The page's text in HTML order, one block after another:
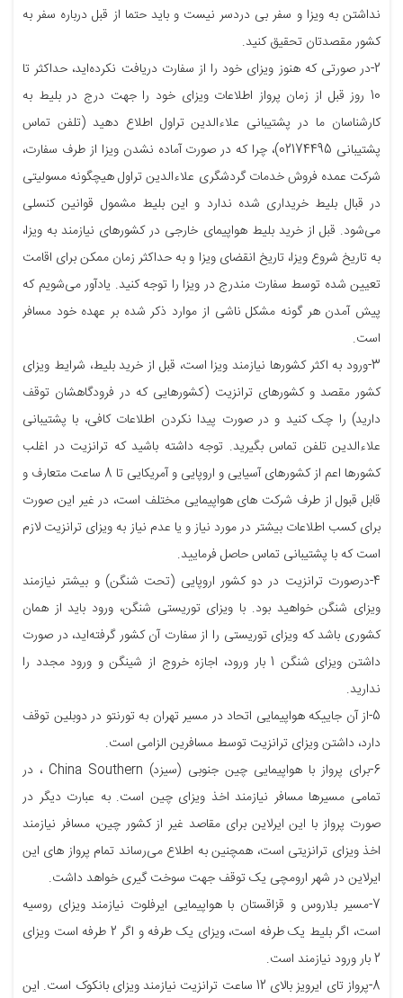
نداشتن به ویزا و سفر بی دردسر نیست و باید حتما از قبل درباره سفر به
کشور مقصدتان تحقیق کنید.
2-در صورتی که هنوز ویزای خود را از سفارت دریافت نکرده‌اید، حداکثر تا
10 روز قبل از زمان پرواز اطلاعات ویزای خود را جهت درج در بلیط به
کارشناسان ما در پشتیبانی علاءالدین تراول اطلاع دهید (تلفن تماس
پشتیبانی 02174495)، چرا که در صورت آماده نشدن ویزا از طرف سفارت،
شرکت عمده فروش خدمات گردشگری علاءالدین تراول هیچگونه مسولیتی
در قبال بلیط خریداری شده ندارد و این بلیط مشمول قوانین کنسلی
می‌شود. قبل از خرید بلیط هواپیمای خارجی در کشورهای نیازمند به ویزا،
به تاریخ شروع ویزا، تاریخ انقضای ویزا و به حداکثر زمان ممکن برای اقامت
تعیین شده توسط سفارت مندرج در ویزا را توجه کنید. یادآور می‌شویم که
پیش آمدن هر گونه مشکل ناشی از موارد ذکر شده بر عهده خود مسافر
است.
3-ورود به اکثر کشورها نیازمند ویزا است، قبل از خرید بلیط، شرایط ویزای
کشور مقصد و کشورهای ترانزیت (کشورهایی که در فرودگاهشان توقف
دارید)‌ را چک کنید و در صورت پیدا نکردن اطلاعات کافی، با پشتیبانی
علاءالدین تلفن تماس بگیرید. توجه داشته باشید که ترانزیت در اغلب
کشورها اعم از کشورهای آسیایی و اروپایی و آمریکایی تا 8 ساعت متعارف و
قابل قبول از طرف شرکت های هواپیمایی مختلف است، در غیر این ‌صورت
برای کسب اطلاعات بیشتر در مورد نیاز و یا عدم نیاز به ویزای ترانزیت لازم
است که با پشتیبانی تماس حاصل فرمایید.
4-درصورت ترانزیت در دو کشور اروپایی (تحت شنگن) و بیشتر نیازمند
ویزای شنگن خواهید بود. با ویزای توریستی شنگن، ورود باید از همان
کشوری باشد که ویزای توریستی را از سفارت آن کشور گرفته‌اید، در صورت
داشتن ویزای شنگن 1 بار ورود، اجازه خروج از شینگن و ورود مجدد را
ندارید.
5-از آن جاییکه هواپیمایی اتحاد در مسیر تهران به تورنتو در دوبلین توقف
دارد، داشتن ویزای ترانزیت توسط مسافرین الزامی است.
6-برای پرواز با هواپیمایی چین جنوبی (سیزد) China Southern ، در
تمامی مسیرها مسافر نیازمند اخذ ویزای چین است. به عبارت دیگر در
صورت پرواز با این ایرلاین برای مقاصد غیر از کشور چین، مسافر نیازمند
اخذ ویزای ترانزیتی است، همچنین به اطلاع می‌رساند تمام پرواز های این
ایرلاین در شهر ارومچی یک توقف جهت سوخت گیری خواهد داشت.
7-مسیر بلاروس و قزاقستان با هواپیمایی ایرفلوت نیازمند ویزای روسیه
است، اگر بلیط یک طرفه است، ویزای یک طرفه و اگر 2 طرفه است ویزای
2 بار ورود نیازمند است.
8-پرواز تای ایرویز بالای 12 ساعت ترانزیت نیازمند ویزای بانکوک است. این